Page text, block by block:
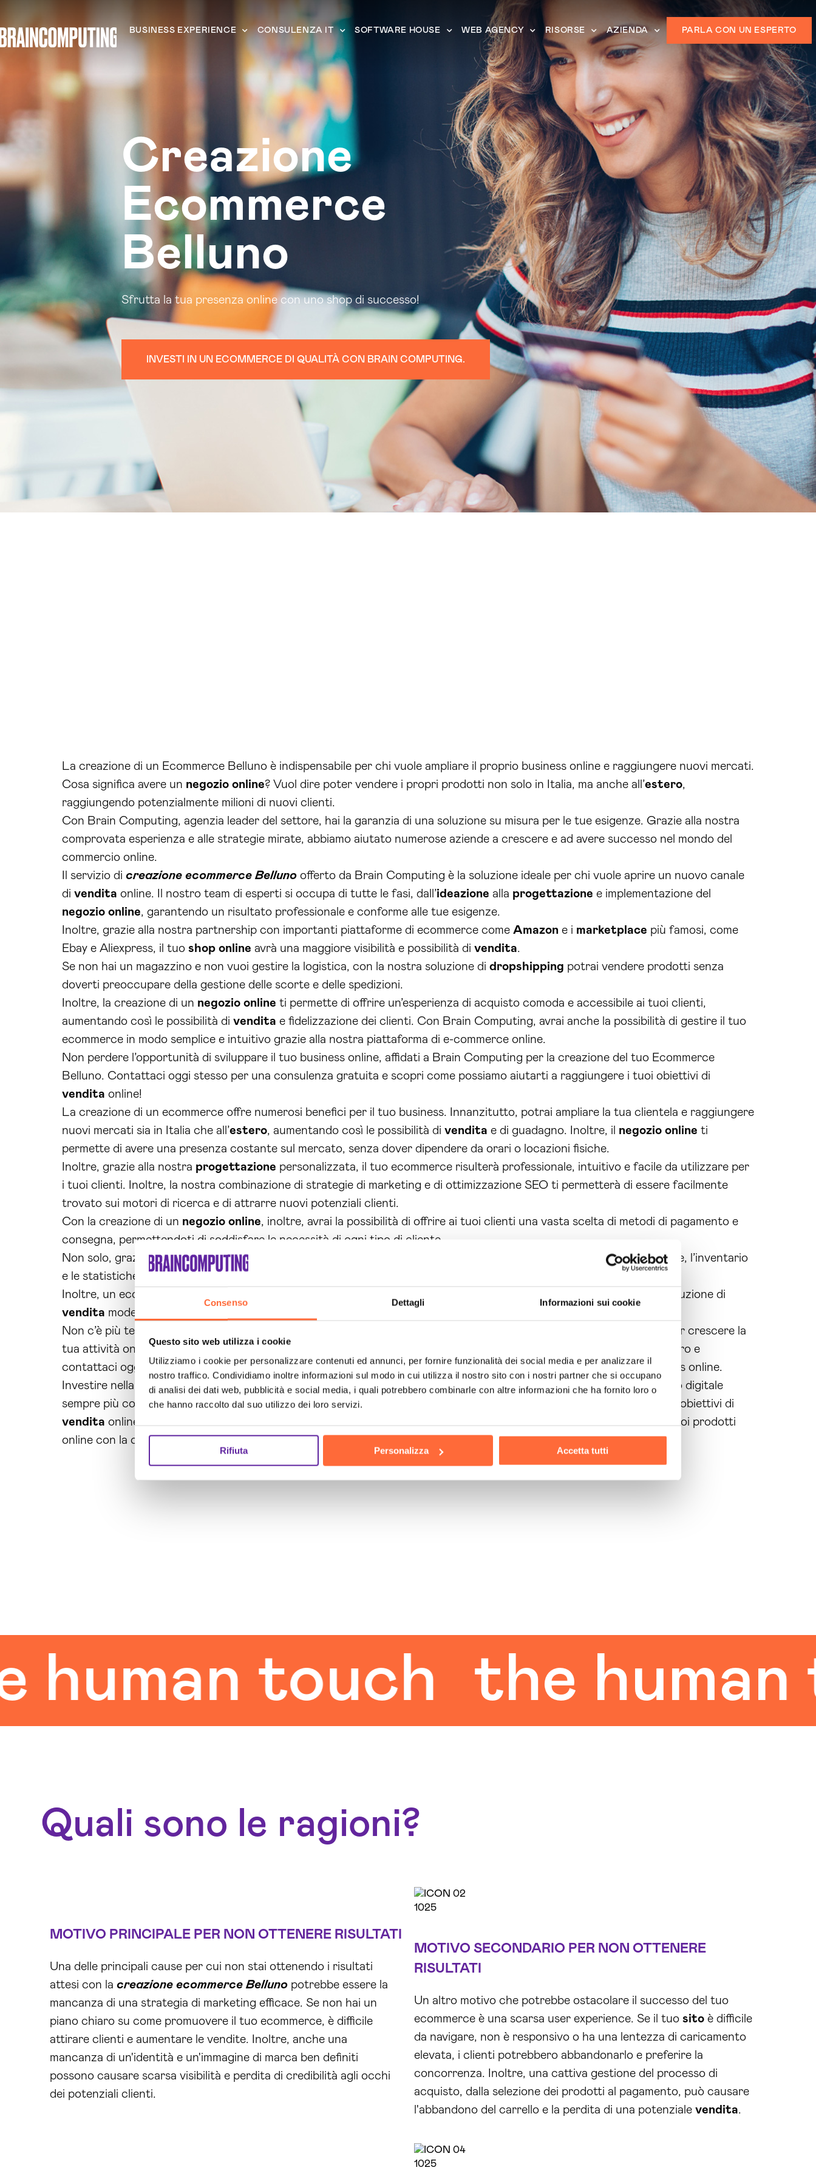
Consenso Dettagli Informazioni sui cookie
Questo sito web utilizza i cookie
Utilizziamo i cookie per personalizzare contenuti ed annunci, per fornire funzionalità dei social media e per analizzare il
nostro traffico. Condividiamo inoltre informazioni sul modo in cui utilizza il nostro sito con i nostri partner che si occupano
di analisi dei dati web, pubblicità e social media, i quali potrebbero combinarle con altre informazioni che ha fornito loro o
che hanno raccolto dal suo utilizzo dei loro servizi.
Rifiuta Personalizza Accetta tutti
BUSINESS EXPERIENCE CONSULENZA IT SOFTWARE HOUSE WEB AGENCY RISORSE AZIENDA PARLA CON UN ESPERTO
Creazione
Ecommerce
Belluno
Sfrutta la tua presenza online con uno shop di successo!
INVESTI IN UN ECOMMERCE DI QUALITÀ CON BRAIN COMPUTING.
La creazione di un Ecommerce Belluno è indispensabile per chi vuole ampliare il proprio business online e raggiungere nuovi mercati.
Cosa significa avere un negozio online? Vuol dire poter vendere i propri prodotti non solo in Italia, ma anche all’estero,
raggiungendo potenzialmente milioni di nuovi clienti.
Con Brain Computing, agenzia leader del settore, hai la garanzia di una soluzione su misura per le tue esigenze. Grazie alla nostra
comprovata esperienza e alle strategie mirate, abbiamo aiutato numerose aziende a crescere e ad avere successo nel mondo del
commercio online.
Il servizio di creazione ecommerce Belluno offerto da Brain Computing è la soluzione ideale per chi vuole aprire un nuovo canale
di vendita online. Il nostro team di esperti si occupa di tutte le fasi, dall’ideazione alla progettazione e implementazione del
negozio online, garantendo un risultato professionale e conforme alle tue esigenze.
Inoltre, grazie alla nostra partnership con importanti piattaforme di ecommerce come Amazon e i marketplace più famosi, come
Ebay e Aliexpress, il tuo shop online avrà una maggiore visibilità e possibilità di vendita.
Se non hai un magazzino e non vuoi gestire la logistica, con la nostra soluzione di dropshipping potrai vendere prodotti senza
doverti preoccupare della gestione delle scorte e delle spedizioni.
Inoltre, la creazione di un negozio online ti permette di offrire un’esperienza di acquisto comoda e accessibile ai tuoi clienti,
aumentando così le possibilità di vendita e fidelizzazione dei clienti. Con Brain Computing, avrai anche la possibilità di gestire il tuo
ecommerce in modo semplice e intuitivo grazie alla nostra piattaforma di e-commerce online.
Non perdere l’opportunità di sviluppare il tuo business online, affidati a Brain Computing per la creazione del tuo Ecommerce
Belluno. Contattaci oggi stesso per una consulenza gratuita e scopri come possiamo aiutarti a raggiungere i tuoi obiettivi di
vendita online!
La creazione di un ecommerce offre numerosi benefici per il tuo business. Innanzitutto, potrai ampliare la tua clientela e raggiungere
nuovi mercati sia in Italia che all’estero, aumentando così le possibilità di vendita e di guadagno. Inoltre, il negozio online ti
permette di avere una presenza costante sul mercato, senza dover dipendere da orari o locazioni fisiche.
Inoltre, grazie alla nostra progettazione personalizzata, il tuo ecommerce risulterà professionale, intuitivo e facile da utilizzare per
i tuoi clienti. Inoltre, la nostra combinazione di strategie di marketing e di ottimizzazione SEO ti permetterà di essere facilmente
trovato sui motori di ricerca e di attrarre nuovi potenziali clienti.
Con la creazione di un negozio online, inoltre, avrai la possibilità di offrire ai tuoi clienti una vasta scelta di metodi di pagamento e
consegna, permettendoti di soddisfare le necessità di ogni tipo di cliente.
Non solo, grazie alla piattaforma diecommerce online
di Brain Computing, potrai tenere sotto controllo le tue vendite, l’inventario
e le statistiche di traffico per avere sempre una visione completa delle tue attività online.
Inoltre, un ecommerce ti permette di differenziare il tuo business e di essere competitivo sul mercato, offrendo una soluzione di
vendita moderna e in linea con le esigenze dei consumatori odierni.
Non c’è più tempo da perdere, la creazione di un Ecommerce Belluno con Brain Computing è la soluzione ideale per far crescere la
tua attività online e raggiungere nuovi clienti. I tuoi concorrenti hanno già un
? Non farti lasciare indietro e
contattaci oggi stesso per avere una consulenza gratuita e scoprire come possiamo aiutarti a sviluppare il tuo business online.
Investire nella creazione di un ecommerce è un passo fondamentale per il successo della tua attività in questo mercato digitale
sempre più competitivo. Non aspettare ulteriormente, contattaci e scopri come possiamo aiutarti a raggiungere i tuoi obiettivi di
vendita online grazie alla nostra esperienza e alle nostre strategie vincenti. Non rimandare, inizia subito a vendere i tuoi prodotti
online con la creazione di un Ecommerce Belluno con Brain Computing!
touch the human
Quali sono le ragioni?
MOTIVO PRINCIPALE PER NON OTTENERE RISULTATI
Una delle principali cause per cui non stai ottenendo i risultati
attesi con la creazione ecommerce Belluno potrebbe essere la
mancanza di una strategia di marketing efficace. Se non hai un
piano chiaro su come promuovere il tuo ecommerce, è difficile
attirare clienti e aumentare le vendite. Inoltre, anche una
mancanza di un'identità e un'immagine di marca ben definiti
possono causare scarsa visibilità e perdita di credibilità agli occhi
dei potenziali clienti.
MOTIVO SECONDARIO PER NON OTTENERE
RISULTATI
Un altro motivo che potrebbe ostacolare il successo del tuo
ecommerce è una scarsa user experience. Se il tuo sito è difficile
da navigare, non è responsivo o ha una lentezza di caricamento
elevata, i clienti potrebbero abbandonarlo e preferire la
concorrenza. Inoltre, una cattiva gestione del processo di
acquisto, dalla selezione dei prodotti al pagamento, può causare
l'abbandono del carrello e la perdita di una potenziale vendita.